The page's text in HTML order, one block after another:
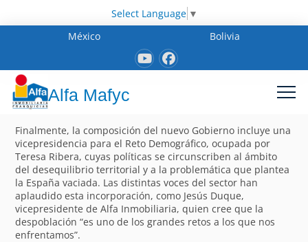
Select Language ▼
México
Bolivia
Alfa Mafyc
Finalmente, la composición del nuevo Gobierno incluye una
vicepresidencia para el Reto Demográfico, ocupada por
Teresa Ribera, cuyas políticas se circunscriben al ámbito
del desequilibrio territorial y a la problemática que plantea
la España vaciada. Las distintas voces del sector han
aplaudido esta incorporación, como Jesús Duque,
vicepresidente de Alfa Inmobiliaria, quien cree que la
despoblación “es uno de los grandes retos a los que nos
enfrentamos”.